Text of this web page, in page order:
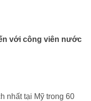
với công viên nước
nhất tại Mỹ trong 60